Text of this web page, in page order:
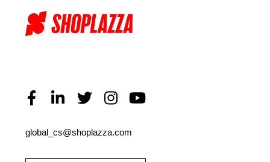
global_cs@shoplazza.com